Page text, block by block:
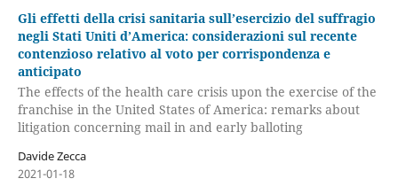
Gli effetti della crisi sanitaria sull’esercizio del suffragio
negli Stati Uniti d’America: considerazioni sul recente
contenzioso relativo al voto per corrispondenza e
anticipato
The effects of the health care crisis upon the exercise of the
franchise in the United States of America: remarks about
litigation concerning mail in and early balloting
Davide Zecca
2021-01-18